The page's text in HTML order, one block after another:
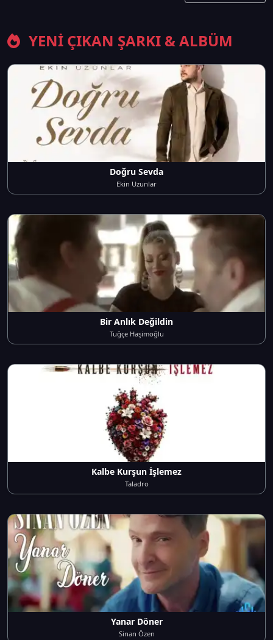
YENI ÇIKAN ŞARKI & ALBÜM
Doğru Sevda
Ekin Uzunlar
Bir Anlık Değildin
Tuğçe Haşimoğlu
Kalbe Kurşun İşlemez
Taladro
Yanar Döner
Sinan Özen